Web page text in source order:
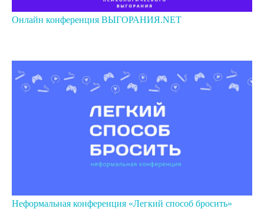
Онлайн конференция ВЫГОРАНИЯ.NET
Неформальная конференция «Легкий способ бросить»